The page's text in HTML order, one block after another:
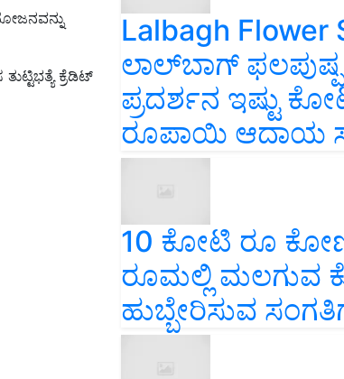
ಕ್ರೆಡಿಟ್
Lalbagh Flower
ಲಾಲ್‌ಬಾಗ್ ಫಲಪುಷ್ಪ
ಪ್ರದರ್ಶನ ಇಷ್ಟು
ರೂಪಾಯಿ ಆದಾಯ
10 ಕೋಟಿ ರೂ
ರೂಮಲ್ಲಿ ಮಲಗುವ
ಹುಬ್ಬೇರಿಸುವ